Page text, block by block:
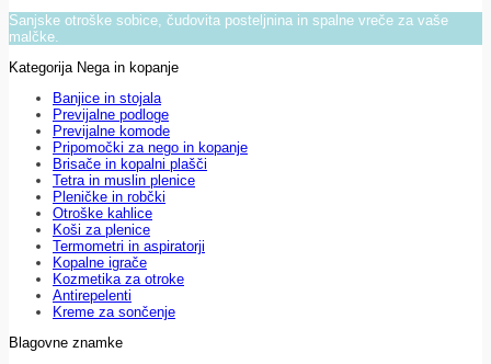
Sanjske otroške sobice, čudovita posteljnina in spalne vreče za vaše
malčke.
Kategorija Nega in kopanje
Banjice in stojala
Previjalne podloge
Previjalne komode
Pripomočki za nego in kopanje
Brisače in kopalni plašči
Tetra in muslin plenice
Pleničke in robčki
Otroške kahlice
Koši za plenice
Termometri in aspiratorji
Kopalne igrače
Kozmetika za otroke
Antirepelenti
Kreme za sončenje
Blagovne znamke